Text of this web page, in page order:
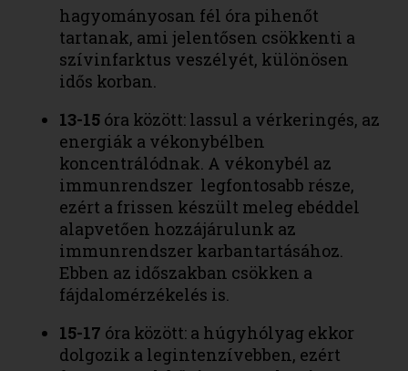
hagyományosan fél óra pihenőt
tartanak, ami jelentősen csökkenti a
szívinfarktus veszélyét, különösen
idős korban.
13-15 óra között: lassul a vérkeringés, az
energiák a vékonybélben
koncentrálódnak. A vékonybél az
immunrendszer legfontosabb része,
ezért a frissen készült meleg ebéddel
alapvetően hozzájárulunk az
immunrendszer karbantartásához.
Ebben az időszakban csökken a
fájdalomérzékelés is.
15-17 óra között: a húgyhólyag ekkor
dolgozik a legintenzívebben, ezért